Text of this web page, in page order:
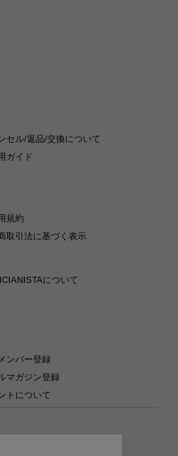
セル/返品/交換について
ガイド
規約
取引法に基づく表示
について
ンバー登録
マガジン登録
トについて